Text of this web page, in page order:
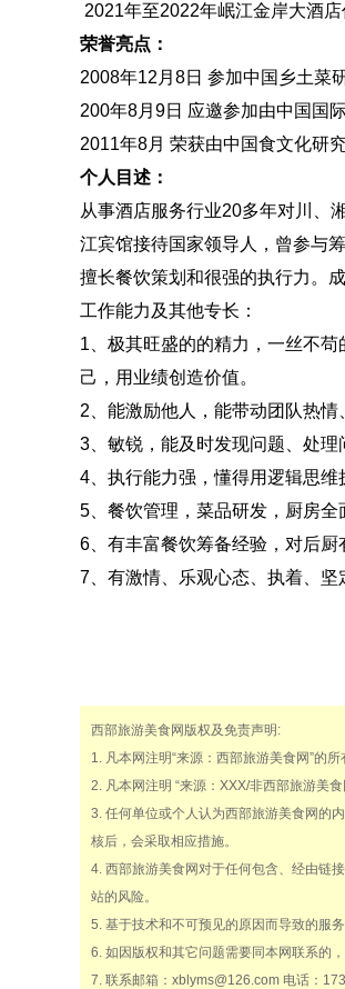
2021年至2022年岷江金岸大酒店
荣誉亮点：
2008年12月8日 参加中国乡土菜
200年8月9日 应邀参加由中国国
2011年8月 荣获由中国食文化研
个人目述：
从事酒店服务行业20多年对川、
江宾馆接待国家领导人，曾参与
擅长餐饮策划和很强的执行力。
工作能力及其他专长：
1、极其旺盛的的精力，一丝不
己，用业绩创造价值。
2、能激励他人，能带动团队热情
3、敏锐，能及时发现问题、处理
4、执行能力强，懂得用逻辑思维
5、餐饮管理，菜品研发，厨房全
6、有丰富餐饮筹备经验，对后厨
7、有激情、乐观心态、执着、坚
西部旅游美食网版权及免责声明:
1. 凡本网注明“来源：西部旅游美食网”的
2. 凡本网注明 “来源：XXX/非西部旅游美
3. 任何单位或个人认为西部旅游美食网的
核后，会采取相应措施。
4. 西部旅游美食网对于任何包含、经由链
站的风险。
5. 基于技术和不可预见的原因而导致的服
6. 如因版权和其它问题需要同本网联系的
7. 联系邮箱：xblyms@126.com 电话：